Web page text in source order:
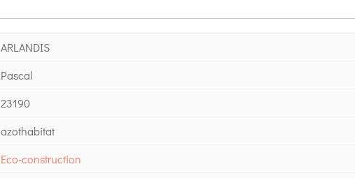
ARLANDIS
Pascal
23190
azothabitat
Eco-construction